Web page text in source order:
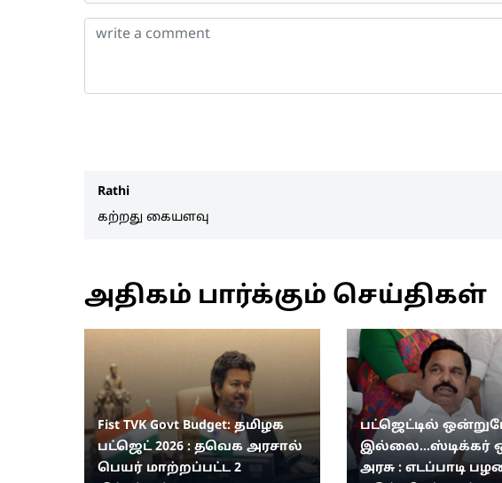
Rathi
கற்றது கையளவு
அதிகம் பார்க்கும் செய்திகள்
Fist TVK Govt Budget: தமிழக
பட்ஜெட் 2026 : தவெக அரசால்
பெயர் மாற்றப்பட்ட 2
பட்ஜெட்டில்
இல்லை...ஸ்டிக்கர்
அரசு : எடப்பாடி